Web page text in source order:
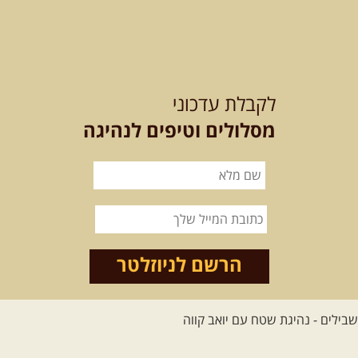
למגוון רכבי שטח
בחרנו לילה מיוחד לטיול מיוחד!
השמיים יהיו נקיים, הכוכבים ...
שישי- מעיינות
ואתגרים בצפון הרמה
מסלול חדש בצפון רמת הגולן בהובלת
מדריך תושב האזור. המסלול ...
לקבלת עדכוני
מסלולים וטיפים לנהיגה
הרשם לניוזלטר